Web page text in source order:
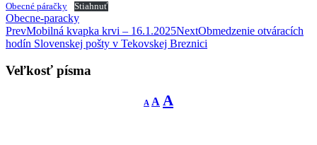
Obecné páračky Stiahnuť
Obecne-paracky
Post
navigation
PrevMobilná kvapka krvi – 16.1.2025NextObmedzenie otváracích
hodín Slovenskej pošty v Tekovskej Breznici
Veľkosť písma
A
Decrease
font
A Reset
font
A